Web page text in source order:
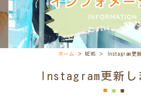
ホーム ＞ NEWS ＞ Instagram更
Instagram更新し